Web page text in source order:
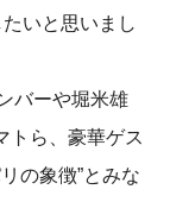
いと思いまし
バーや堀米雄
トら、豪華ゲス
の象徴”とみな